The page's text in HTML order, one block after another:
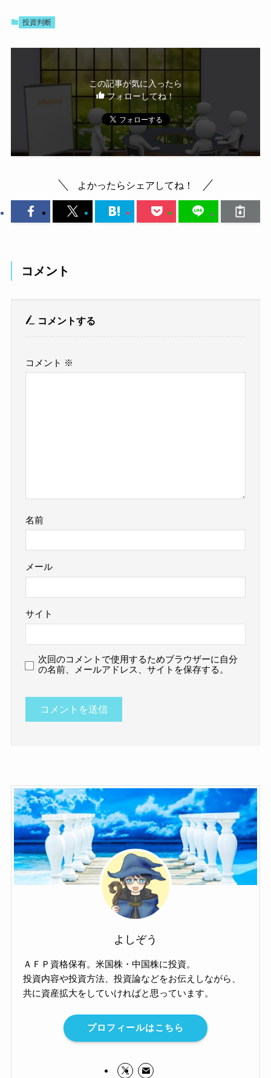
投資判断
この記事が気に入ったら
フォローしてね！
よかったらシェアしてね！
コメント
コメントする
コメント ※
名前
メール
サイト
次回のコメントで使用するためブラウザーに自分
の名前、メールアドレス、サイトを保存する。
よしぞう
ＡＦＰ資格保有。米国株・中国株に投資。
投資内容や投資方法、投資論などをお伝えしながら、
共に資産拡大をしていければと思っています。
プロフィールはこちら